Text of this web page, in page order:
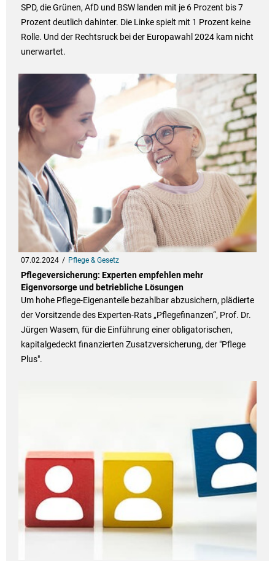
SPD, die Grünen, AfD und BSW landen mit je 6 Prozent bis 7
Prozent deutlich dahinter. Die Linke spielt mit 1 Prozent keine
Rolle. Und der Rechtsruck bei der Europawahl 2024 kam nicht
unerwartet.
07.02.2024 Pflege & Gesetz
Pflegeversicherung: Experten empfehlen mehr
Eigenvorsorge und betriebliche Lösungen
Um hohe Pflege-Eigenanteile bezahlbar abzusichern, plädierte
der Vorsitzende des Experten-Rats „Pflegefinanzen“, Prof. Dr.
Jürgen Wasem, für die Einführung einer obligatorischen,
kapitalgedeckt finanzierten Zusatzversicherung, der "Pflege
Plus".